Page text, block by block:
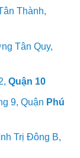
Thành,
Tân Quy,
Quận 10
9, Quận Phú
Trị Đông B,